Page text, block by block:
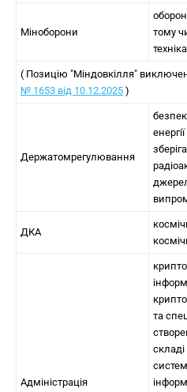
Міноборони
тому
( Позицію "Міндовкілля"
№ 1653 від 10.12.2025 )
Держатомрегулювання
ДКА
Адміністрація
та